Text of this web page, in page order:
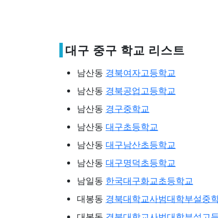
대구 중구 학교 리스트
남산동 경북여자고등학교
남산동 경북공업고등학교
남산동 경구중학교
남산동 대구초등학교
남산동 대구남산초등학교
남산동 대구명덕초등학교
남일동 한국대구화교초등학교
대봉동 경북대학교사범대학부설중